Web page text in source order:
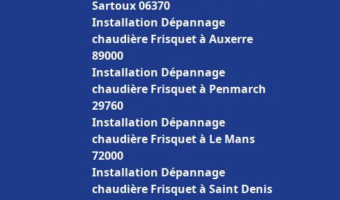
Sartoux 06370
Installation Dépannage
chaudière Frisquet à Auxerre
89000
Installation Dépannage
chaudière Frisquet à Penmarch
29760
Installation Dépannage
chaudière Frisquet à Le Mans
72000
Installation Dépannage
chaudière Frisquet à Saint Denis